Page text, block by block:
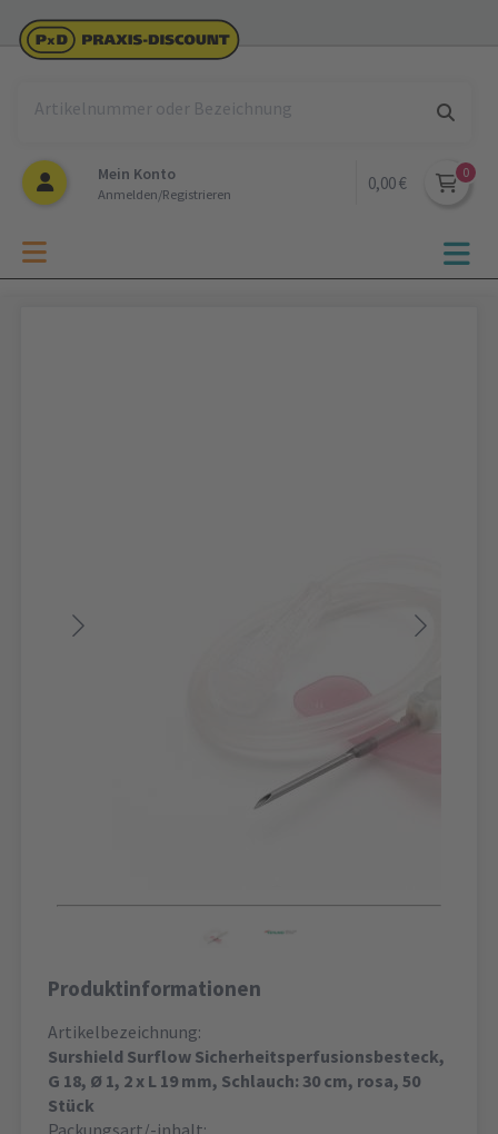
Mein Konto
Anmelden/Registrieren
0,00 €
Produktinformationen
Artikelbezeichnung:
Surshield Surflow Sicherheitsperfusionsbesteck,
G 18, Ø 1, 2 x L 19 mm, Schlauch: 30 cm, rosa, 50
Stück